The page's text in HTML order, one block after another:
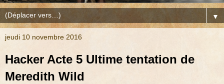
▼
jeudi 10 novembre 2016
Hacker Acte 5 Ultime tentation de
Meredith Wild